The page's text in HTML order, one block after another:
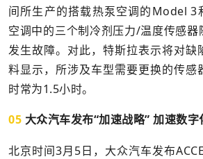
间所生产的搭载热泵空调的Model 3
空调中的三个制冷剂压力/温度传感
发生故障。对此，特斯拉表示将对缺
料显示，所涉及车型需要更换的传感
时常为1.5小时。
05 大众汽车发布“加速战略” 加速数
北京时间3月5日，大众汽车发布